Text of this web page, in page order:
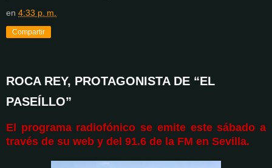
en 4:33 p. m.
Compartir
ROCA REY, PROTAGONISTA DE “EL
PASEÍLLO”
El programa radiofónico se emite este sábado a
través de su web y del 91.6 de la FM en Sevilla.